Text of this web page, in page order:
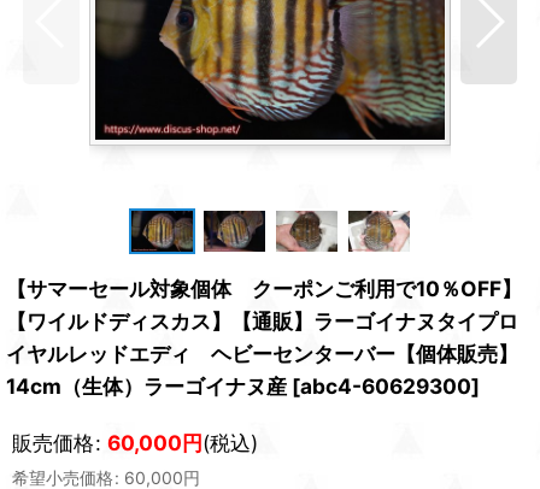
【サマーセール対象個体 クーポンご利用で10％OFF】
【ワイルドディスカス】【通販】ラーゴイナヌタイプロ
イヤルレッドエディ ヘビーセンターバー【個体販売】
14cm（生体）ラーゴイナヌ産 [abc4-60629300]
販売価格: 60,000円(税込)
希望小売価格: 60,000円